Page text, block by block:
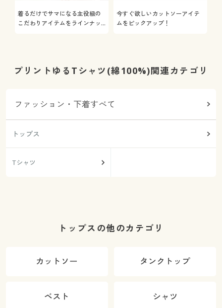
着るだけでサマになる主役級の
こだわりアイテムをラインナッ
今すぐ欲しいカットソーアイテ
ムをピックアップ！
プリントゆるTシャツ(綿100%)関連カテゴリ
ファッション・下着すべて
トップス
Tシャツ
トップスの他のカテゴリ
カットソー タンクトップ
ベスト シャツ